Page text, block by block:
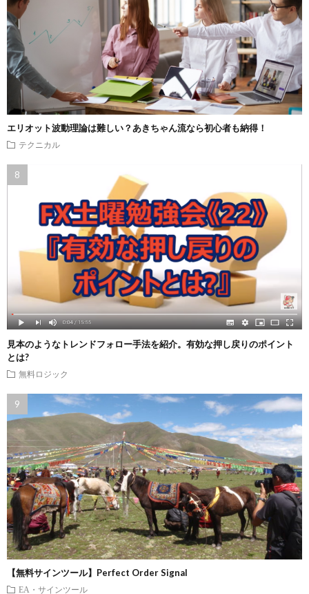
エリオット波動理論は難しい？あきちゃん流なら初心者も納得！
テクニカル
見本のようなトレンドフォロー手法を紹介。有効な押し戻りのポイント
とは?
無料ロジック
【無料サインツール】Perfect Order Signal
EA・サインツール